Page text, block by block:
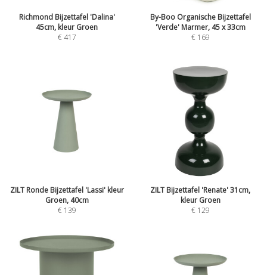
Richmond Bijzettafel 'Dalina'
45cm, kleur Groen
€417
By-Boo Organische Bijzettafel
'Verde' Marmer, 45 x 33cm
€ 169
ZILT Ronde Bijzettafel 'Lassi' kleur
Groen, 40cm
€ 139
ZILT Bijzettafel 'Renate' 31cm,
kleur Groen
€ 129